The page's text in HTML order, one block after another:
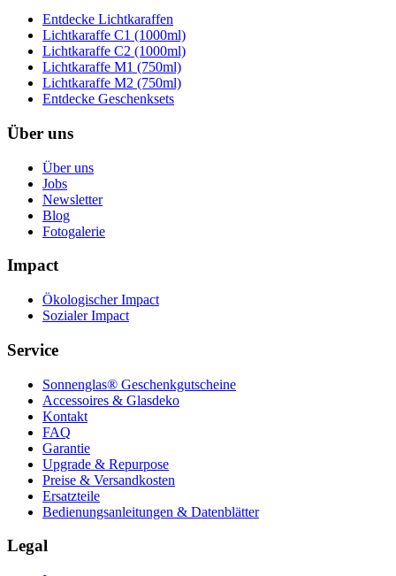
Entdecke Lichtkaraffen
Lichtkaraffe C1 (1000ml)
Lichtkaraffe C2 (1000ml)
Lichtkaraffe M1 (750ml)
Lichtkaraffe M2 (750ml)
Entdecke Geschenksets
Über uns
Über uns
Jobs
Newsletter
Blog
Fotogalerie
Impact
Ökologischer Impact
Sozialer Impact
Service
Sonnenglas® Geschenkgutscheine
Accessoires & Glasdeko
Kontakt
FAQ
Garantie
Upgrade & Repurpose
Preise & Versandkosten
Ersatzteile
Bedienungsanleitungen & Datenblätter
Legal